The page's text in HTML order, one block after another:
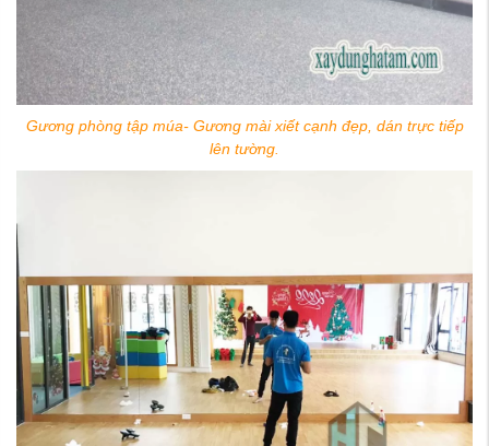
Gương phòng tập múa- Gương mài xiết cạnh đẹp, dán trực tiếp
lên tường.